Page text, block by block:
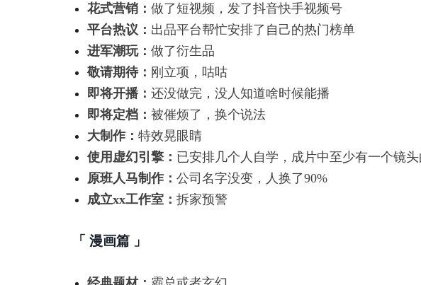
花式营销： 做了短视频，发了抖音快手视频号
平台热议： 出品平台帮忙安排了自己的热门榜单
进军潮玩： 做了衍生品
敬请期待： 刚立项，咕咕
即将开播： 还没做完，没人知道啥时候能播
即将定档： 被催烦了，换个说法
大制作： 特效晃眼睛
使用虚幻引擎： 已安排几个人自学，成片中至少有一个镜
原班人马制作： 公司名字没变，人换了90%
成立xx工作室： 拆家预警
「 漫画篇 」